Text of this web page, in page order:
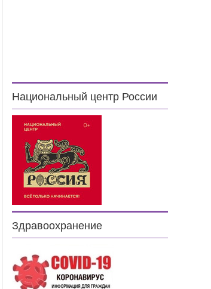
Национальный центр России
Здравоохранение